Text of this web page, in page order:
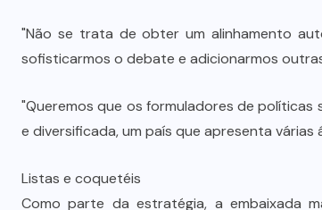
"Não se trata de obter um alinhamento
sofisticarmos o debate e adicionarmos
"Queremos que os formuladores de políticas
e diversificada, um país que apresenta
Listas e coquetéis
Como parte da estratégia, a embaixada